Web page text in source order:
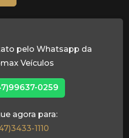
pelo Whatsapp da
Veículos
0259
agora para:
1110